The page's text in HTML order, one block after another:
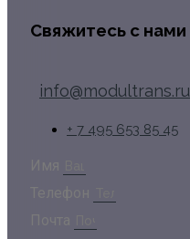
Свяжитесь с нами
info@modultrans.ru
+ 7 495 653 85 45